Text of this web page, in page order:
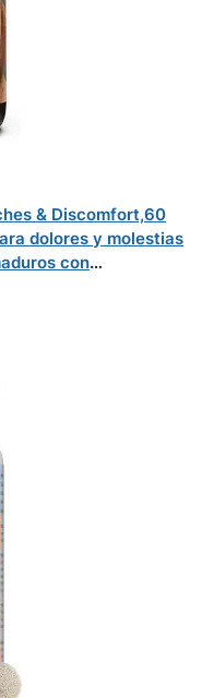
& Discomfort,60
con